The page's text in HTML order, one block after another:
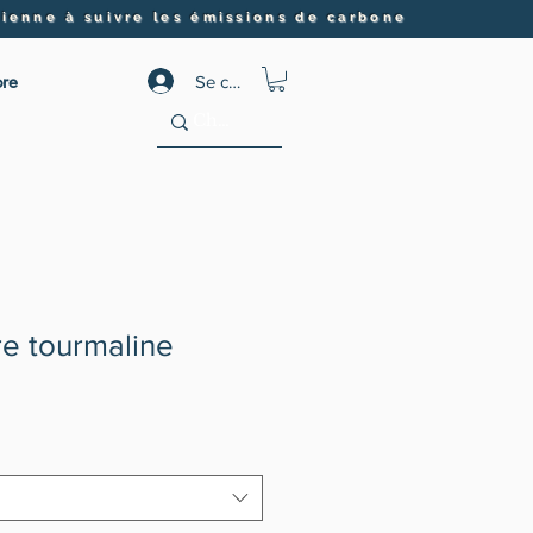
à suivre les émissions de carbone
Se connecter
tourmaline